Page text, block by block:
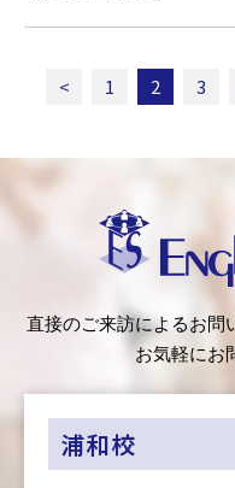
< 1 2 3
イングリッシ
直接のご来訪によるお問
お気軽にお
浦和校